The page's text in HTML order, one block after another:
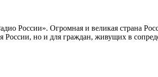
России». Огромная и великая страна
но и для граждан, живущих в